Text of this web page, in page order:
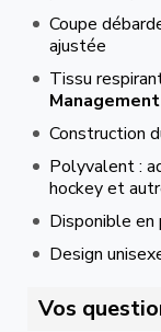
Coupe
ajustée
Tissu
Management
Construction
Polyvalent :
hockey et
Disponible en
Design
Vos